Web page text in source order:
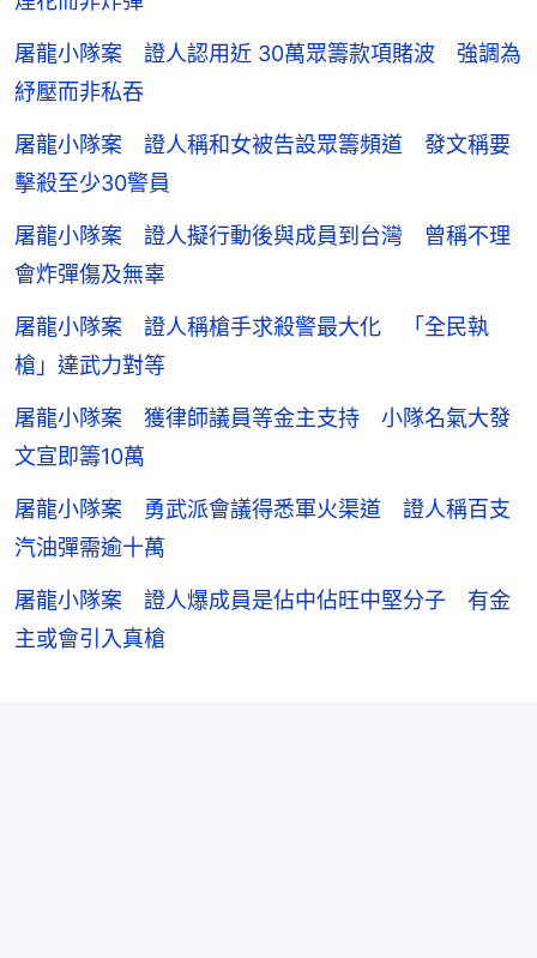
屠龍小隊案 證人認用近 30萬眾籌款項賭波 強調為
紓壓而非私吞
屠龍小隊案 證人稱和女被告設眾籌頻道 發文稱要
擊殺至少30警員
屠龍小隊案 證人擬行動後與成員到台灣 曾稱不理
會炸彈傷及無辜
屠龍小隊案 證人稱槍手求殺警最大化 「全民執
槍」達武力對等
屠龍小隊案 獲律師議員等金主支持 小隊名氣大發
文宣即籌10萬
屠龍小隊案 勇武派會議得悉軍火渠道 證人稱百支
汽油彈需逾十萬
屠龍小隊案 證人爆成員是佔中佔旺中堅分子 有金
主或會引入真槍